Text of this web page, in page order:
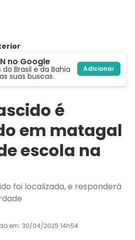
no Google
Brasil e da Bahia
suas buscas.
Adicionar
é
em matagal
escola na
foi localizada, e responderá
em: 30/04/2025 14h54